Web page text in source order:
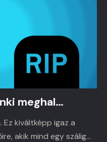
meghal…
Ez kiváltképp igaz a
akik mind egy szálig…